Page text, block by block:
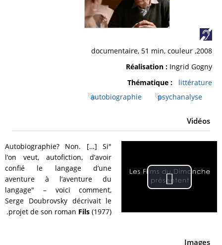
2008, documentaire, 51 min, couleur
Réalisation : Ingrid Gogny
Thématique :
littérature
autobiographie
psychanalyse
Vidéos
Play
Video
"Autobiographie? Non. […] Si
l’on veut, autofiction, d’avoir
confié le langage d’une
aventure à l’aventure du
langage" – voici comment,
Serge Doubrovsky décrivait le
projet de son roman Fils(1977).
Images